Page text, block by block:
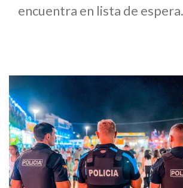
encuentra en lista de espera.